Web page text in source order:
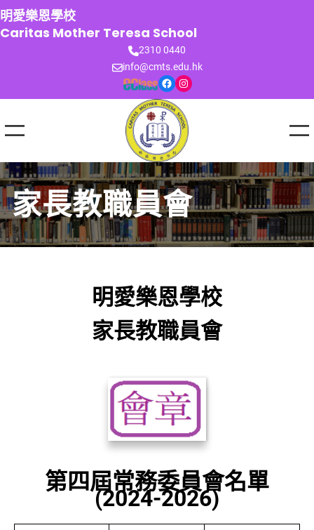
跳
至
主
明愛樂恩學校
Caritas Mother Teresa School
2310 0440
info@cmts.edu.hk
Facebook Instagram
家長教職員會
明愛樂恩學校
家長教職員會
第四屆常務委員會名單
(2024-2026)